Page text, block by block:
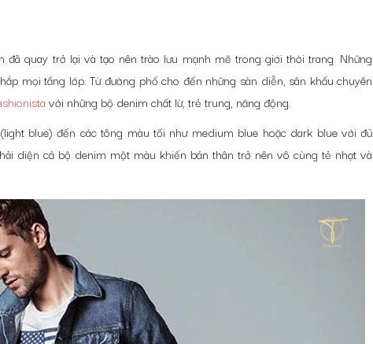
quay trở lại và tạo nên trào lưu mạnh mẽ trong giới thời trang. Những
mọi tầng lớp. Từ đường phố cho đến những sàn diễn, sân khấu chuyên
với những bộ denim chất lừ, trẻ trung, năng động.
blue) đến các tông màu tối như medium blue hoặc dark blue với đủ
diện cả bộ denim một màu khiến bản thân trở nên vô cùng tẻ nhạt và